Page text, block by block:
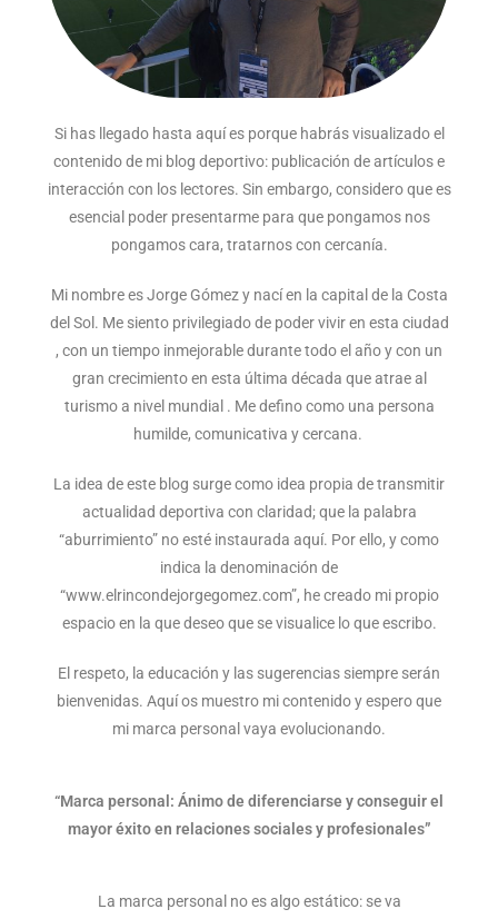
Si has llegado hasta aquí es porque habrás visualizado el
contenido de mi blog deportivo: publicación de artículos e
interacción con los lectores. Sin embargo, considero que es
esencial poder presentarme para que pongamos nos
pongamos cara, tratarnos con cercanía.
Mi nombre es Jorge Gómez y nací en la capital de la Costa
del Sol. Me siento privilegiado de poder vivir en esta ciudad
, con un tiempo inmejorable durante todo el año y con un
gran crecimiento en esta última década que atrae al
turismo a nivel mundial . Me defino como una persona
humilde, comunicativa y cercana.
La idea de este blog surge como idea propia de transmitir
actualidad deportiva con claridad; que la palabra
“aburrimiento” no esté instaurada aquí. Por ello, y como
indica la denominación de
“www.elrincondejorgegomez.com”, he creado mi propio
espacio en la que deseo que se visualice lo que escribo.
El respeto, la educación y las sugerencias siempre serán
bienvenidas. Aquí os muestro mi contenido y espero que
mi marca personal vaya evolucionando.
“Marca personal: Ánimo de diferenciarse y conseguir el
mayor éxito en relaciones sociales y profesionales”
La marca personal no es algo estático: se va